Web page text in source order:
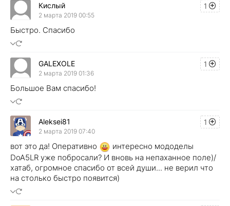
1
Кислый
2 марта 2019 00:55
Быстро. Спасибо
1
GALEXOLE
2 марта 2019 01:36
Большое Вам спасибо!
1
Aleksei81
2 марта 2019 07:40
вот это да! Оперативно
интересно мододелы
DoA5LR уже побросали? И вновь на непаханное поле)/
хатаб, огромное спасибо от всей души... не верил что
на столько быстро появится)